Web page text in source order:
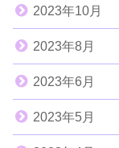
2023年10月
2023年8月
2023年6月
2023年5月